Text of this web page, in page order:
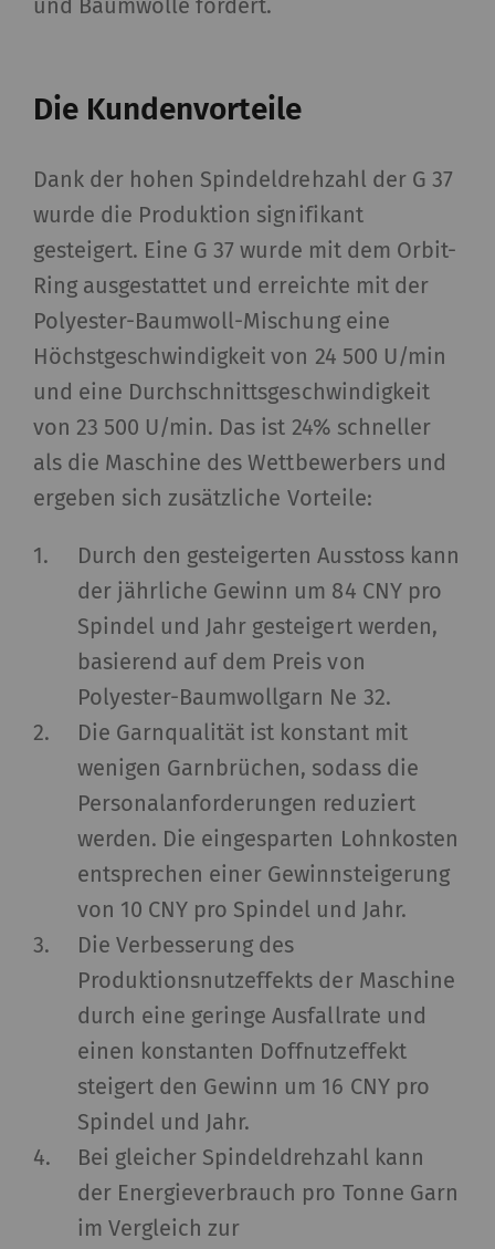
und Baumwolle fördert.
Die Kundenvorteile
Dank der hohen Spindeldrehzahl der G 37
wurde die Produktion signifikant
gesteigert. Eine G 37 wurde mit dem Orbit-
Ring ausgestattet und erreichte mit der
Polyester-Baumwoll-Mischung eine
Höchstgeschwindigkeit von 24 500 U/min
und eine Durchschnittsgeschwindigkeit
von 23 500 U/min. Das ist 24% schneller
als die Maschine des Wettbewerbers und
ergeben sich zusätzliche Vorteile:
Durch den gesteigerten Ausstoss kann
der jährliche Gewinn um 84 CNY pro
Spindel und Jahr gesteigert werden,
basierend auf dem Preis von
Polyester-Baumwollgarn Ne 32.
Die Garnqualität ist konstant mit
wenigen Garnbrüchen, sodass die
Personalanforderungen reduziert
werden. Die eingesparten Lohnkosten
entsprechen einer Gewinnsteigerung
von 10 CNY pro Spindel und Jahr.
Die Verbesserung des
Produktionsnutzeffekts der Maschine
durch eine geringe Ausfallrate und
einen konstanten Doffnutzeffekt
steigert den Gewinn um 16 CNY pro
Spindel und Jahr.
Bei gleicher Spindeldrehzahl kann
der Energieverbrauch pro Tonne Garn
im Vergleich zur